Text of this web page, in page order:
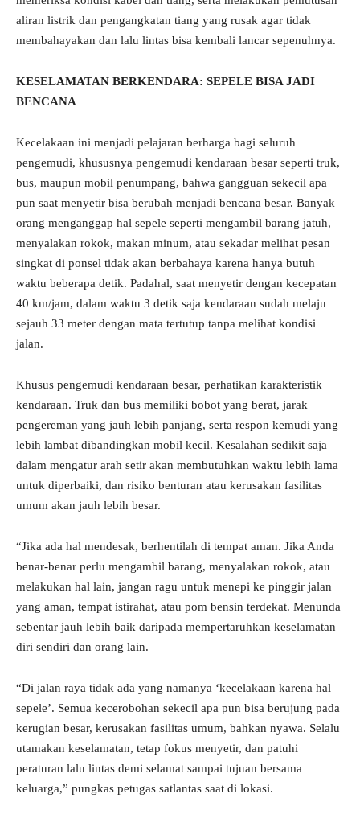
aliran listrik dan pengangkatan tiang yang rusak agar tidak
membahayakan dan lalu lintas bisa kembali lancar sepenuhnya.
KESELAMATAN BERKENDARA: SEPELE BISA JADI
BENCANA
Kecelakaan ini menjadi pelajaran berharga bagi seluruh
pengemudi, khususnya pengemudi kendaraan besar seperti truk,
bus, maupun mobil penumpang, bahwa gangguan sekecil apa
pun saat menyetir bisa berubah menjadi bencana besar. Banyak
orang menganggap hal sepele seperti mengambil barang jatuh,
menyalakan rokok, makan minum, atau sekadar melihat pesan
singkat di ponsel tidak akan berbahaya karena hanya butuh
waktu beberapa detik. Padahal, saat menyetir dengan kecepatan
40 km/jam, dalam waktu 3 detik saja kendaraan sudah melaju
sejauh 33 meter dengan mata tertutup tanpa melihat kondisi
jalan.
Khusus pengemudi kendaraan besar, perhatikan karakteristik
kendaraan. Truk dan bus memiliki bobot yang berat, jarak
pengereman yang jauh lebih panjang, serta respon kemudi yang
lebih lambat dibandingkan mobil kecil. Kesalahan sedikit saja
dalam mengatur arah setir akan membutuhkan waktu lebih lama
untuk diperbaiki, dan risiko benturan atau kerusakan fasilitas
umum akan jauh lebih besar.
“Jika ada hal mendesak, berhentilah di tempat aman. Jika Anda
benar-benar perlu mengambil barang, menyalakan rokok, atau
melakukan hal lain, jangan ragu untuk menepi ke pinggir jalan
yang aman, tempat istirahat, atau pom bensin terdekat. Menunda
sebentar jauh lebih baik daripada mempertaruhkan keselamatan
diri sendiri dan orang lain.
“Di jalan raya tidak ada yang namanya ‘kecelakaan karena hal
sepele’. Semua kecerobohan sekecil apa pun bisa berujung pada
kerugian besar, kerusakan fasilitas umum, bahkan nyawa. Selalu
utamakan keselamatan, tetap fokus menyetir, dan patuhi
peraturan lalu lintas demi selamat sampai tujuan bersama
keluarga,” pungkas petugas satlantas saat di lokasi.